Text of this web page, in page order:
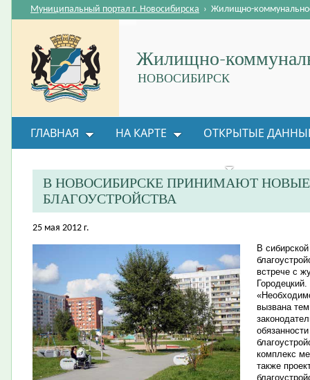
Жилищно-
НОВОСИБИРСК
Муниципальный портал г. Новосибирска › Жилищно-
ГЛАВНАЯ НА КАРТЕ ОТКРЫТЫЕ
ВОПРОС-ОТВЕТ ОРГАНИЗАЦИИ
В НОВОСИБИРСКЕ ПРИНИМАЮТ
БЛАГОУСТРОЙСТВА
25 мая 2012 г.
В
встрече с
Городецкий.
вызвана
комплекс
также